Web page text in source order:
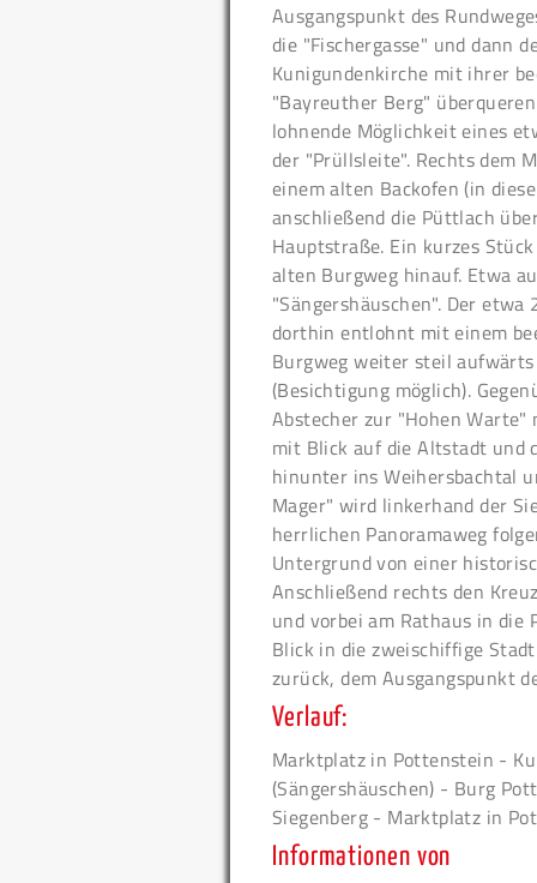
Ausgangspunkt des
die "Fischergasse" und dann
Kunigundenkirche mit ihrer
"Bayreuther Berg"
lohnende Möglichkeit eines
der "Prüllsleite". Rechts dem
einem alten Backofen (in
anschließend die Püttlach
Hauptstraße. Ein kurzes
alten Burgweg hinauf. Etwa
"Sängershäuschen". Der
dorthin entlohnt mit einem
Burgweg weiter steil
(Besichtigung möglich).
Abstecher zur "Hohen Warte"
mit Blick auf die Altstadt und
hinunter ins Weihersbachtal
Mager" wird linkerhand der
herrlichen Panoramaweg
Untergrund von einer
Anschließend rechts den
und vorbei am Rathaus in
Blick in die zweischiffige
zurück, dem Ausgangspunkt
Verlauf:
Marktplatz in Pottenstein -
(Sängershäuschen) - Burg
Siegenberg - Marktplatz in
Informationen von